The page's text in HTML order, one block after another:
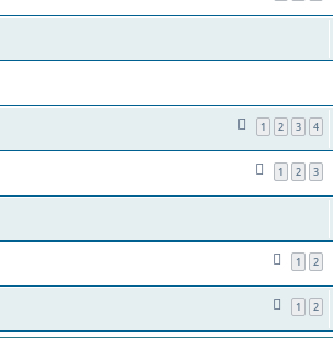
1 2 3 4
1 2 3
1 2
1 2